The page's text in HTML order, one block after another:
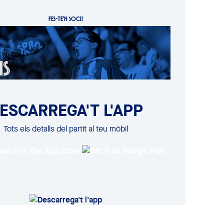
FES-TE'N SOCI!
L'APP
Tots els detalls del partit al teu mòbil